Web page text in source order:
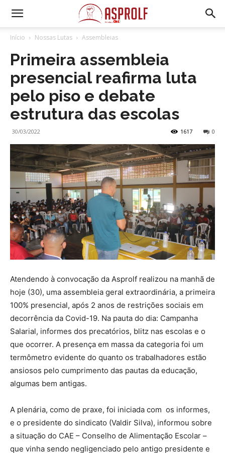
Início Nossas Lutas Assembleias
Primeira assembleia
presencial reafirma luta
pelo piso e debate
estrutura das escolas
30/03/2022 0
1617
Atendendo à convocação da Asprolf realizou na manhã de
hoje (30), uma assembleia geral extraordinária, a primeira
100% presencial, após 2 anos de restrições sociais em
decorrência da Covid-19. Na pauta do dia: Campanha
Salarial, informes dos precatórios, blitz nas escolas e o
que ocorrer. A presença em massa da categoria foi um
termômetro evidente do quanto os trabalhadores estão
ansiosos pelo cumprimento das pautas da educação,
algumas bem antigas.
A plenária, como de praxe, foi iniciada com os informes,
e o presidente do sindicato (Valdir Silva), informou sobre
a situação do CAE – Conselho de Alimentação Escolar –
que vinha sendo negligenciado pelo antigo presidente e